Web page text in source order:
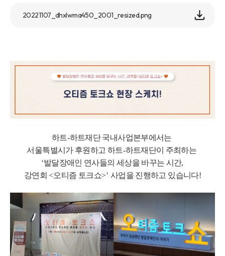
20221107_dhxlwma450_2001_resized.png
하트-하트재단 국내사업본부에서는
서울특별시가 후원하고 하트-하트재단이 주최하는
‘발달장애인 연사들의 세상을 바꾸는 시간,
강연회 <오티즘 토크쇼>’ 사업을 진행하고 있습니다!